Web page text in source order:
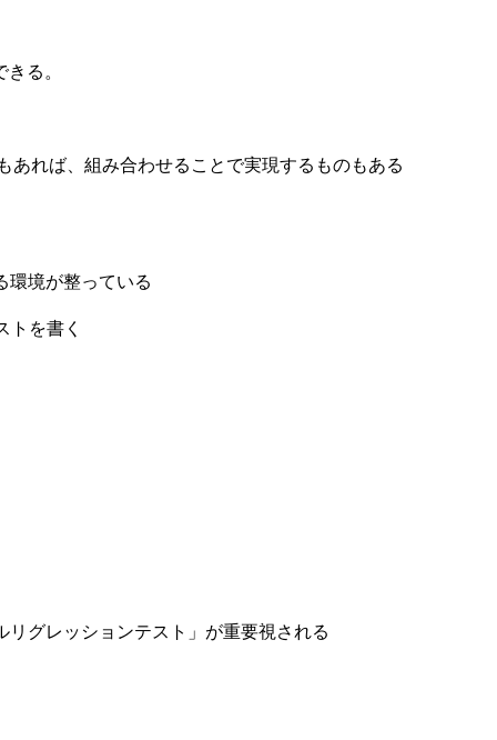
る。
れば、組み合わせることで実現するものもある
環境が整っている
トを書く
リグレッションテスト 」が重要視される